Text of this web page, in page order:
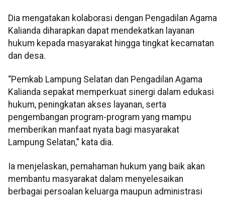
Dia mengatakan kolaborasi dengan Pengadilan Agama
Kalianda diharapkan dapat mendekatkan layanan
hukum kepada masyarakat hingga tingkat kecamatan
dan desa.
“Pemkab Lampung Selatan dan Pengadilan Agama
Kalianda sepakat memperkuat sinergi dalam edukasi
hukum, peningkatan akses layanan, serta
pengembangan program-program yang mampu
memberikan manfaat nyata bagi masyarakat
Lampung Selatan,” kata dia.
Ia menjelaskan, pemahaman hukum yang baik akan
membantu masyarakat dalam menyelesaikan
berbagai persoalan keluarga maupun administrasi